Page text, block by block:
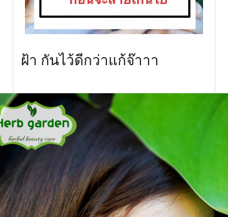
ฝ้า กันไว้ดีกว่าแก้จ๊าาา